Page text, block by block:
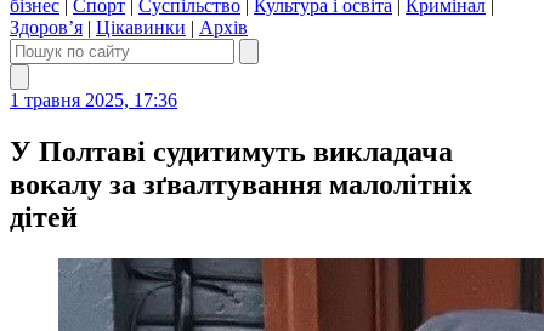
бізнес | Спорт | Суспільство | Культура і освіта | Кримінал |
Здоров’я | Цікавинки | Архів
1 травня 2025, 17:36
У Полтаві судитимуть викладача
вокалу за зґвалтування малолітніх
дітей